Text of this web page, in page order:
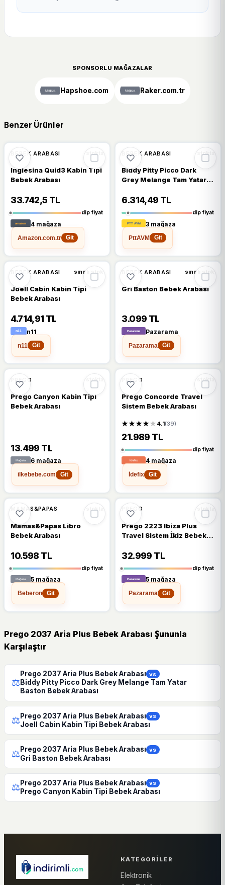
SPONSORLU MAĞAZALAR
Hapshoe.com Raker.com.tr
Benzer Ürünler
%25 %25 DÜŞTÜ
BEBEK ARABASI stokta
Inglesina Quid3 Kabin Tipi
Bebek Arabası
33.742,5 TL
dip fiyat
4 mağaza
Amazon.com.tr
Git
%21 %21 DÜŞTÜ
BEBEK ARABASI stokta
Biddy Pitty Picco Dark
Grey Melange Tam Yatar
6.314,49 TL
dip fiyat
3 mağaza
PttAVM
Git
BEBEK ARABASI sınırlı stok
Joell Cabin Kabin Tipi
Bebek Arabası
4.714,91 TL
n11
n11
Git
BEBEK ARABASI sınırlı stok
Gri Baston Bebek Arabası
3.099 TL
Pazarama
Pazarama
Git
%13
PREGO stokta
Prego Canyon Kabin Tipi
Bebek Arabası
13.499 TL
6 mağaza
ilkebebe.com
Git
%16
PREGO stokta
Prego Concorde Travel
Sistem Bebek Arabası
★★★★★ 4.1(39)
21.989 TL
dip fiyat
4 mağaza
İdefix
Git
%47 %47 DÜŞTÜ
MAMAS&PAPAS stokta
Mamas&Papas Libro
Bebek Arabası
10.598 TL
dip fiyat
5 mağaza
Beberon
Git
%23 %23 DÜŞTÜ
PREGO stokta
Prego 2223 Ibiza Plus
Travel Sistem İkiz Bebek
32.999 TL
dip fiyat
5 mağaza
Pazarama
Git
Prego 2037 Aria Plus Bebek Arabası Şununla
Karşılaştır
⚖
Prego 2037 Aria Plus Bebek Arabası vs
Biddy Pitty Picco Dark Grey Melange Tam Yatar
Baston Bebek Arabası
⚖ Prego 2037 Aria Plus Bebek Arabası vs
Joell Cabin Kabin Tipi Bebek Arabası
⚖ Prego 2037 Aria Plus Bebek Arabası vs
Gri Baston Bebek Arabası
⚖ Prego 2037 Aria Plus Bebek Arabası vs
Prego Canyon Kabin Tipi Bebek Arabası
KATEGORILER
Elektronik